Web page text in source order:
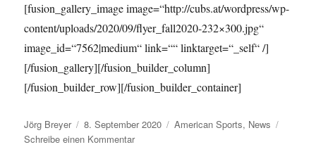
[fusion_gallery_image image=“http://cubs.at/wordpress/wp-
content/uploads/2020/09/flyer_fall2020-232×300.jpg“
image_id=“7562|medium“ link=““ linktarget=“_self“ /]
[/fusion_gallery][/fusion_builder_column]
[/fusion_builder_row][/fusion_builder_container]
Autor
Jörg Breyer
Veröffentlicht
am
8. September 2020 Kategorien
American Sports, News
Schreibe einen Kommentarzu